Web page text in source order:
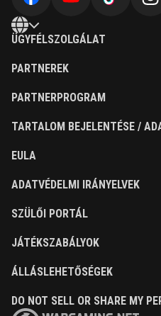
ÜGYFÉLSZOLGÁLAT
PARTNEREK
PARTNERPROGRAM
TARTALOM BEJELENTÉSE /
EULA
ADATVÉDELMI IRÁNYELVEK
SZÜLŐI PORTÁL
JÁTÉKSZABÁLYOK
ÁLLÁSLEHETŐSÉGEK
DO NOT SELL OR SHARE MY